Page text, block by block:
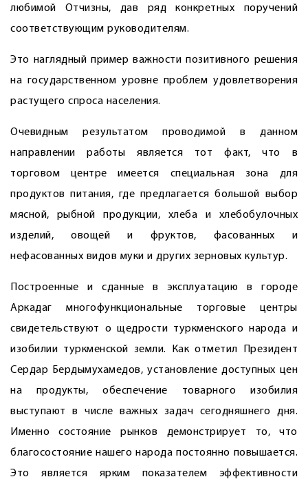
любимой Отчизны, дав ряд конкретных поручений
соответствующим руководителям.
Это наглядный пример важности позитивного решения
на государственном уровне проб­лем удовлетворения
растущего спроса населения.
Очевидным результатом проводимой в данном
направлении работы является тот факт, что в
торговом центре имеется специальная зона для
продуктов питания, где предлагается большой выбор
мясной, рыбной продукции, хлеба и хлебобулочных
изделий, овощей и фруктов, фасованных и
нефасованных видов муки и других зерновых культур.
Построенные и сданные в эксплуатацию в городе
Аркадаг многофункциональные торговые центры
свидетельствуют о щедрости туркменского народа и
изобилии туркменской земли. Как отметил Президент
Сердар Бердымухамедов, установление доступных цен
на продукты, обеспечение товарного изобилия
выступают в числе важных задач сегодняшнего дня.
Именно состояние рынков демонстрирует то, что
благосостояние нашего народа постоянно повышается.
Это является ярким показателем эффективности